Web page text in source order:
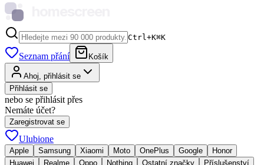
Ctrl+K⌘K
Seznam přání Košík
Ahoj, přihlásit se
Přihlásit se
nebo se přihlásit přes
Nemáte účet?
Zaregistrovat se
Ulubione
Apple Samsung Xiaomi Moto OnePlus Google
Honor
Huawei
Realme Oppo Nothing Ostatní značky
Příslušenství